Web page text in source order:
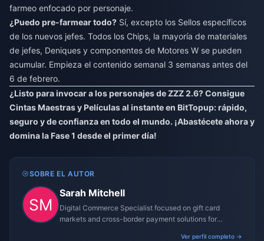
farmeo enfocado por personaje.
¿Puedo pre-farmear todo? Sí, excepto los Sellos específicos
de los nuevos jefes. Todos los Chips, la mayoría de materiales
de jefes, Deniques y componentes de Motores W se pueden
acumular. Empieza el contenido semanal 3 semanas antes del
6 de febrero.
¿Listo para invocar a los personajes de ZZZ 2.6? Consigue
Cintas Maestras y Películas al instante en BitTopup: rápido,
seguro y de confianza en todo el mundo. ¡Abastécete ahora y
domina la Fase 1 desde el primer día!
SOBRE EL AUTOR
Sarah Mitchell
Digital Commerce Specialist focused on gift card
markets and cross-border payment solutions for
Ver perfil completo →